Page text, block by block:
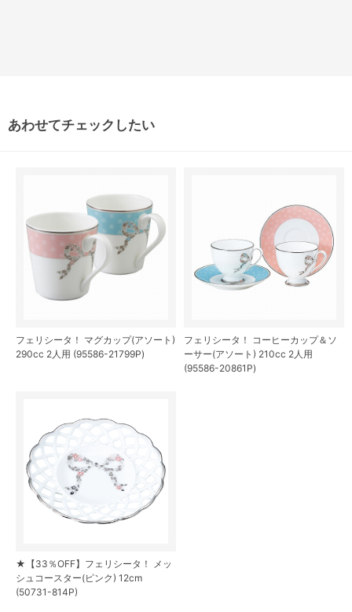
あわせてチェックしたい
フェリシータ！ マグカップ(アソート)
290cc 2人用 (95586-21799P)
フェリシータ！ コーヒーカップ＆ソ
ーサー(アソート) 210cc 2人用
(95586-20861P)
★【33％OFF】フェリシータ！ メッ
シュコースター(ピンク) 12cm
(50731-814P)